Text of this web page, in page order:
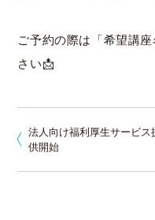
ご予約の際は「希望講
さい📩
法人向け福利厚生サービス
供開始